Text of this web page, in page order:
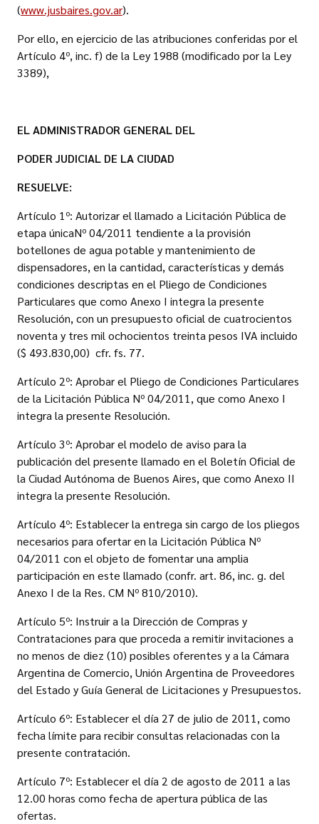
(www.jusbaires.gov.ar).
Por ello, en ejercicio de las atribuciones conferidas por el
Artículo 4º, inc. f) de la Ley 1988 (modificado por la Ley
3389),
EL ADMINISTRADOR GENERAL DEL
PODER JUDICIAL DE LA CIUDAD
RESUELVE:
Artículo 1º: Autorizar el llamado a Licitación Pública de
etapa únicaNº 04/2011 tendiente a la provisión
botellones de agua potable y mantenimiento de
dispensadores, en la cantidad, características y demás
condiciones descriptas en el Pliego de Condiciones
Particulares que como Anexo I integra la presente
Resolución, con un presupuesto oficial de cuatrocientos
noventa y tres mil ochocientos treinta pesos IVA incluido
($ 493.830,00)  cfr. fs. 77.
Artículo 2º: Aprobar el Pliego de Condiciones Particulares
de la Licitación Pública Nº 04/2011, que como Anexo I
integra la presente Resolución.
Artículo 3º: Aprobar el modelo de aviso para la
publicación del presente llamado en el Boletín Oficial de
la Ciudad Autónoma de Buenos Aires, que como Anexo II
integra la presente Resolución.
Artículo 4º: Establecer la entrega sin cargo de los pliegos
necesarios para ofertar en la Licitación Pública Nº
04/2011 con el objeto de fomentar una amplia
participación en este llamado (confr. art. 86, inc. g. del
Anexo I de la Res. CM Nº 810/2010).
Artículo 5º: Instruir a la Dirección de Compras y
Contrataciones para que proceda a remitir invitaciones a
no menos de diez (10) posibles oferentes y a la Cámara
Argentina de Comercio, Unión Argentina de Proveedores
del Estado y Guía General de Licitaciones y Presupuestos.
Artículo 6º: Establecer el día 27 de julio de 2011, como
fecha límite para recibir consultas relacionadas con la
presente contratación.
Artículo 7º: Establecer el día 2 de agosto de 2011 a las
12.00 horas como fecha de apertura pública de las
ofertas.